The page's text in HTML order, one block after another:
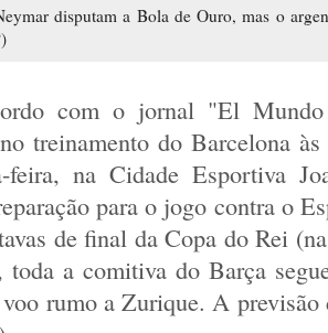
disputam a Bola de Ouro, mas o
com o jornal "El
treinamento do Barcelona
feira, na Cidade Esportiva
para o jogo contra o
de final da Copa do Rei
toda a comitiva do Barça
rumo a Zurique. A previsão